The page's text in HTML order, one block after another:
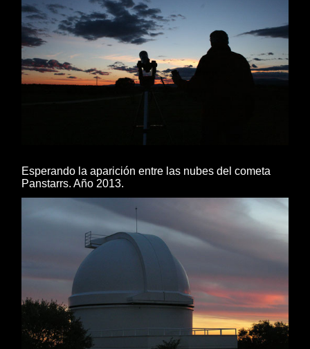
Esperando la aparición entre las nubes del cometa
Panstarrs. Año 2013.